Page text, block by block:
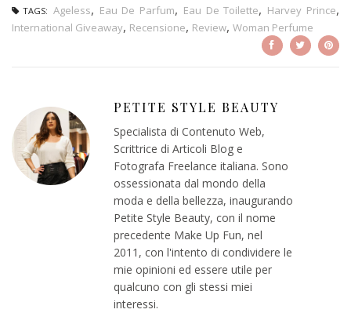
TAGS: Ageless, Eau De Parfum, Eau De Toilette, Harvey Prince,
International Giveaway, Recensione, Review, Woman Perfume
PETITE STYLE BEAUTY
Specialista di Contenuto Web,
Scrittrice di Articoli Blog e
Fotografa Freelance italiana. Sono
ossessionata dal mondo della
moda e della bellezza, inaugurando
Petite Style Beauty, con il nome
precedente Make Up Fun, nel
2011, con l'intento di condividere le
mie opinioni ed essere utile per
qualcuno con gli stessi miei
interessi.